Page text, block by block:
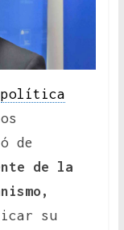
política
de
de la
su